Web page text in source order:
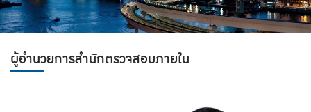
ผู้อำนวยการสำนักตรวจสอบภายใน